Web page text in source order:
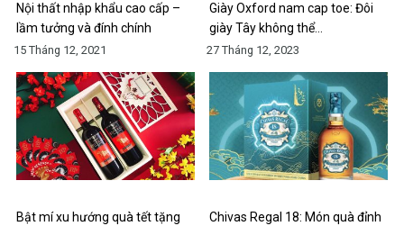
Nội thất nhập khẩu cao cấp –
lầm tưởng và đính chính
15 Tháng 12, 2021
Giày Oxford nam cap toe: Đôi
giày Tây không thể…
27 Tháng 12, 2023
Bật mí xu hướng quà tết tặng
Chivas Regal 18: Món quà đỉnh